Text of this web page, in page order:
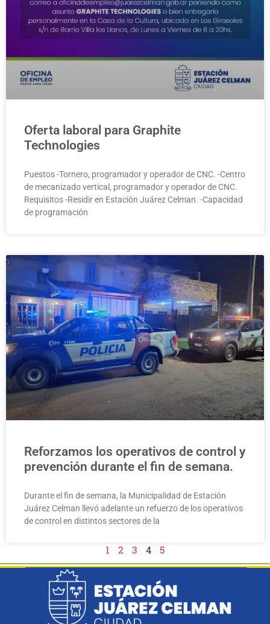
Oferta laboral para Graphite
Technologies
Puestos -Tornero, programador y operador de CNC. -Centro
de mecanizado vertical, programador y operador de CNC.
Requisitos -Residir en Estación Juárez Celman. -Capacidad
de programación
Reforzamos los operativos de control y
prevención durante el fin de semana.
Durante el fin de semana, la Municipalidad de Estación
Juárez Celman llevó adelante un refuerzo de los operativos
de control en distintos sectores de la
1 2 3 4 5